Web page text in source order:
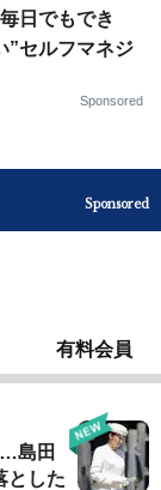
日でもでき
”セルフマネジ
Sponsored
Sponsored
有料会員
島田
とした